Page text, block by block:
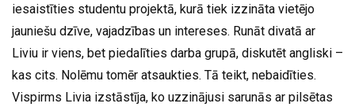
iesaistīties studentu projektā, kurā tiek izzināta vietējo
jauniešu dzīve, vajadzības un intereses. Runāt divatā ar
Liviu ir viens, bet piedalīties darba grupā, diskutēt angliski –
kas cits. Nolēmu tomēr atsaukties. Tā teikt, nebaidīties.
Vispirms Livia izstāstīja, ko uzzinājusi sarunās ar pilsētas